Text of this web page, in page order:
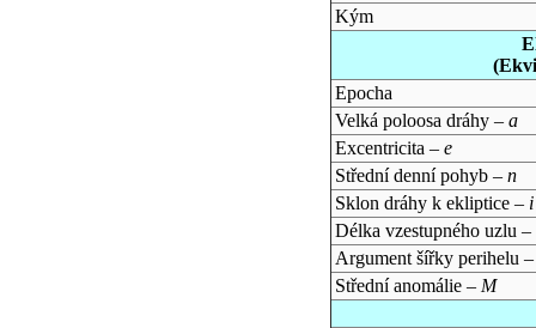
Kým
Epocha
Velká poloosa dráhy – a
Excentricita – e
Střední denní pohyb – n
Sklon dráhy k ekliptice – i
Délka vzestupného uzlu –
Argument šířky perihelu
Střední anomálie – M